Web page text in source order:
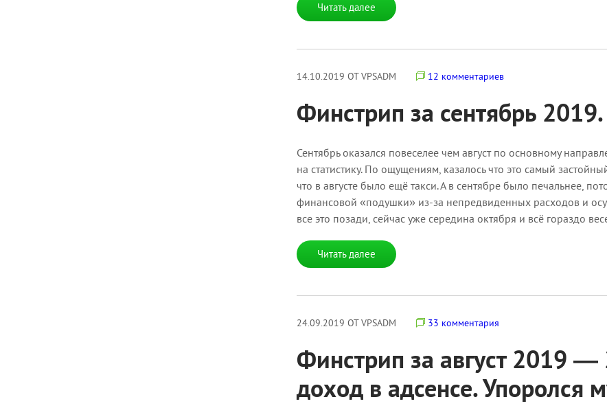
Читать далее
14.10.2019 ОТ VPSADM 12 комментариев
Финстрип за сентябрь
Сентябрь оказался повеселее чем август по основному
на статистику. По ощущениям, казалось что это самый
что в августе было ещё такси. А в сентябре было печальнее,
финансовой «подушки» из-за непредвиденных расходов и
все это позади, сейчас уже середина октября и всё гораздо
Читать далее
24.09.2019 ОТ VPSADM 33 комментария
Финстрип за август 2019 —
доход в адсенсе. Упоролся